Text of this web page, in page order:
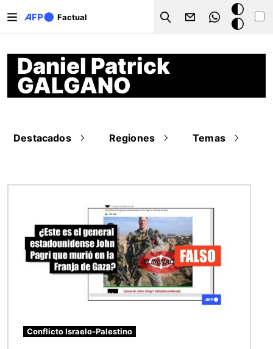
Factual
Search
Modo
oscuro
Daniel Patrick
GALGANO
Destacados Regiones Temas
Conflicto Israelo-Palestino